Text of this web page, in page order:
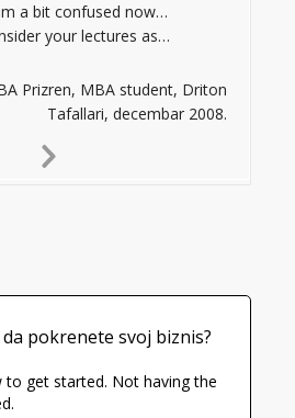
a bit confused now…
your lectures as…
Prizren, MBA student, Driton
Tafallari, decembar 2008.
Next
pokrenete svoj biznis?
get started. Not having the